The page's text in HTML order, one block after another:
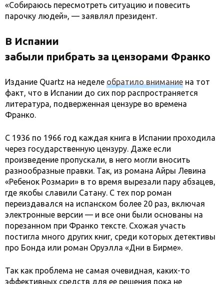
«Собираюсь пересмотреть ситуацию и повесить
парочку людей», — заявлял президент.
В Испании
забыли прибрать за цензорами Франко
Издание Quartz на неделе обратило внимание на тот
факт, что в Испании до сих пор распространяется
литература, подверженная цензуре во времена
Франко.
С 1936 по 1966 год каждая книга в Испании проходила
через государственную цензуру. Даже если
произведение пропускали, в него могли вносить
разнообразные правки. Так, из романа Айры Левина
«Ребенок Розмари» в то время вырезали пару абзацев,
где якобы славили Сатану. C тех пор роман
переиздавался на испанском более 20 раз, включая
электронные версии — и все они были основаны на
порезанном при Франко тексте. Схожая участь
постигла много других книг, среди которых детективы
про Бонда или роман Оруэлла «Дни в Бирме».
Так как проблема не самая очевидная, каких-то
эффективных средств для ее решения пока не